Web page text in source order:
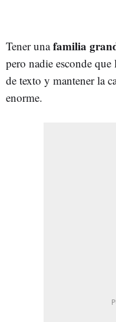
Tener unafamilia
pero nadie esconde
de texto y mantener la
enorme.